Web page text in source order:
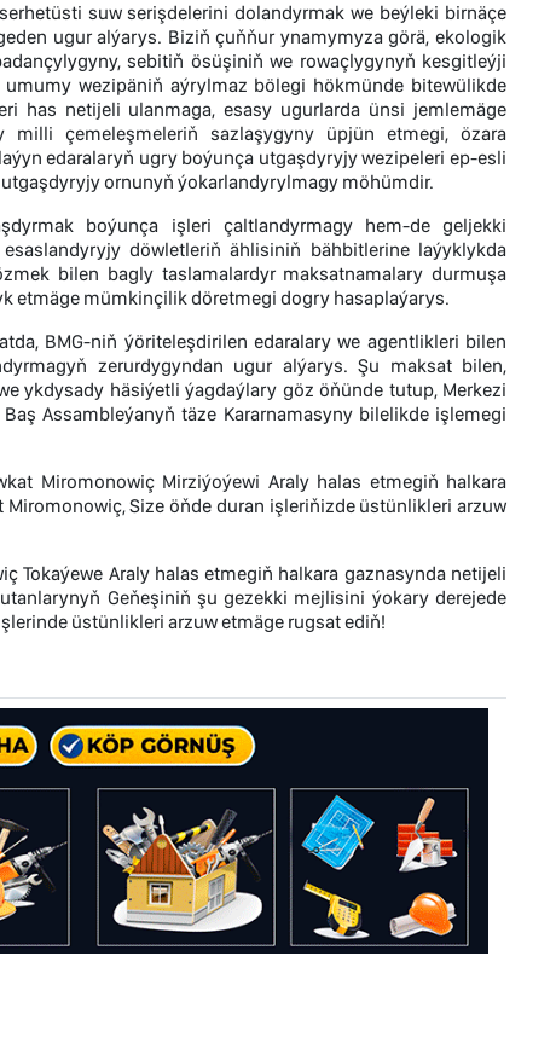
suw serişdelerini dolandyrmak we beýleki birnäçe
ugur alýarys. Biziň çuňňur ynamymyza görä, ekologik
sebitiň ösüşiniň we rowaçlygynyň kesgitleýji
wezipäniň aýrylmaz bölegi hökmünde bitewülikde
has netijeli ulanmaga, esasy ugurlarda ünsi jemlemäge
çemeleşmeleriň sazlaşygyny üpjün etmegi, özara
edaralaryň ugry boýunça utgaşdyryjy wezipeleri ep-esli
ornunyň ýokarlandyrylmagy möhümdir.
boýunça işleri çaltlandyrmagy hem-de geljekki
döwletleriň ählisiniň bähbitlerine laýyklykda
bilen bagly taslamalardyr maksatnamalary durmuşa
etmäge mümkinçilik döretmegi dogry hasaplaýarys.
BMG-niň ýöriteleşdirilen edaralary we agentlikleri bilen
zerurdygyndan ugur alýarys. Şu maksat bilen,
ykdysady häsiýetli ýagdaýlary göz öňünde tutup, Merkezi
Assambleýanyň täze Kararnamasyny bilelikde işlemegi
Miromonowiç Mirziýoýewi Araly halas etmegiň halkara
Size öňde duran işleriňizde üstünlikleri arzuw
Tokaýewe Araly halas etmegiň halkara gaznasynda netijeli
Geňeşiniň şu gezekki mejlisini ýokary derejede
üstünlikleri arzuw etmäge rugsat ediň!